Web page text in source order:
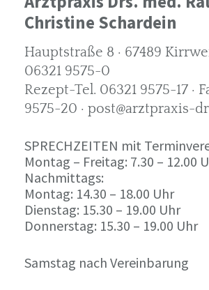
Christine Schardein
Hauptstraße 8 · 67489
06321 9575-0
Rezept-Tel. 06321 9575-17 ·
9575-20 · post@arztpraxis-
SPRECHZEITEN mit
Montag – Freitag: 7.30 – 12.00
Nachmittags:
Montag: 14.30 – 18.00 Uhr
Dienstag: 15.30 – 19.00 Uhr
Donnerstag: 15.30 – 19.00 Uhr
Samstag nach Vereinbarung